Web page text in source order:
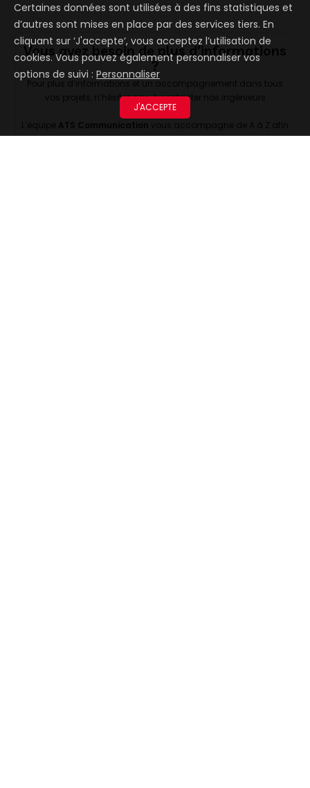
Vous avez besoin de plus d’informations
?
Pour plus d’informations et un accompagnement dans tous
vos projets, n’hésitez pas à contacter nos ingénieurs
commerciaux.
L’équipe ATS Communication vous accompagne de A à Z afin
de vous fournir les solutions les plus adaptées pour vous ou
Certaines données sont utilisées à des fins statistiques et
d’autres sont mises en place par des services tiers. En
cliquant sur ‘J'accepte‘, vous acceptez l’utilisation de
cookies. Vous pouvez également personnaliser vos
options de suivi : Personnaliser
J'ACCEPTE